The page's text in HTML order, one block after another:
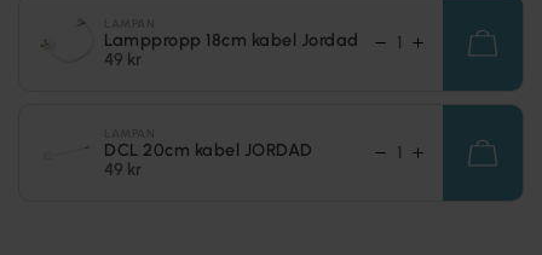
Lamppropp 18cm kabel Jordad
49 kr
DCL 20cm kabel JORDAD
49 kr